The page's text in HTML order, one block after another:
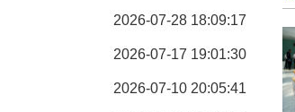
2026-07-28 18:09:17
2026-07-17 19:01:30
2026-07-10 20:05:41